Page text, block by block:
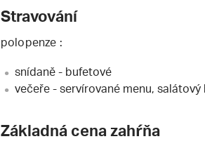
Stravování
polopenze :
snídaně - bufetové
večeře - servírované menu,
Základná cena zahŕňa